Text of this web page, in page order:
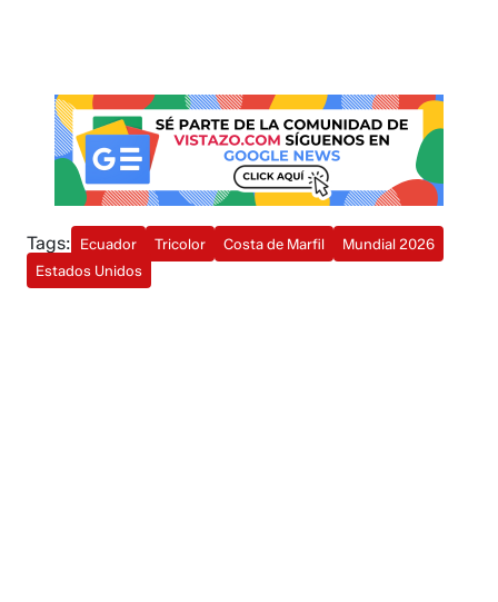
Tags: Ecuador Tricolor Costa de Marfil
Mundial 2026
Estados Unidos